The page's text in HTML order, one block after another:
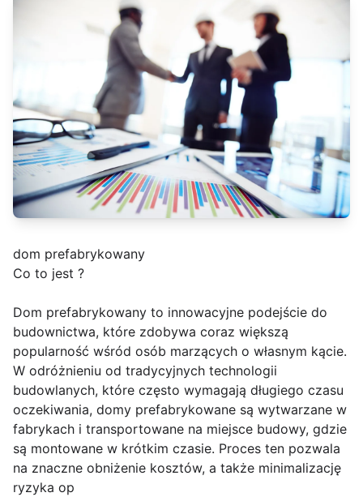
dom prefabrykowany
Co to jest ?
Dom prefabrykowany to innowacyjne podejście do
budownictwa, które zdobywa coraz większą
popularność wśród osób marzących o własnym kącie.
W odróżnieniu od tradycyjnych technologii
budowlanych, które często wymagają długiego czasu
oczekiwania, domy prefabrykowane są wytwarzane w
fabrykach i transportowane na miejsce budowy, gdzie
są montowane w krótkim czasie. Proces ten pozwala
na znaczne obniżenie kosztów, a także minimalizację
ryzyka op